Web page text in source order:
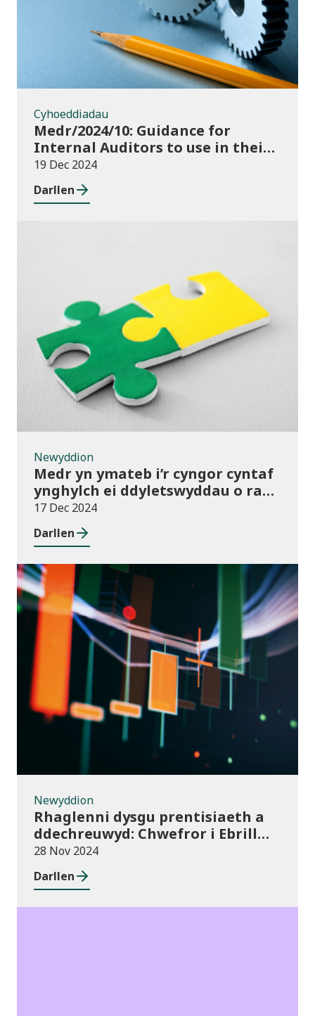
Cyhoeddiadau
Medr/2024/10: Guidance for
Internal Auditors to use in their
Annual Internal Audit of HE Data
Systems and Processes
19 Dec 2024
Darllen
Newyddion
Newyddion
Medr yn ymateb i’r cyngor cyntaf
ynghylch ei ddyletswyddau o ran
y Gymraeg
17 Dec 2024
Darllen
Newyddion
Newyddion
Rhaglenni dysgu prentisiaeth a
ddechreuwyd: Chwefror i Ebrill
2024 (dros dro)
28 Nov 2024
Darllen